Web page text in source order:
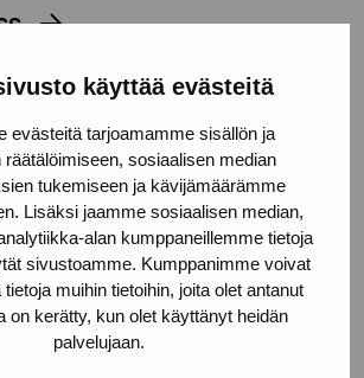
käyttää evästeitä
evästeitä tarjoamamme sisällön ja
räätälöimiseen, sosiaalisen median
tukemiseen ja kävijämäärämme
Lisäksi jaamme sosiaalisen median,
alan kumppaneillemme tietoja
sivustoamme. Kumppanimme voivat
muihin tietoihin, joita olet antanut
on kerätty, kun olet käyttänyt heidän
palvelujaan.
om aktuella
och evenemang